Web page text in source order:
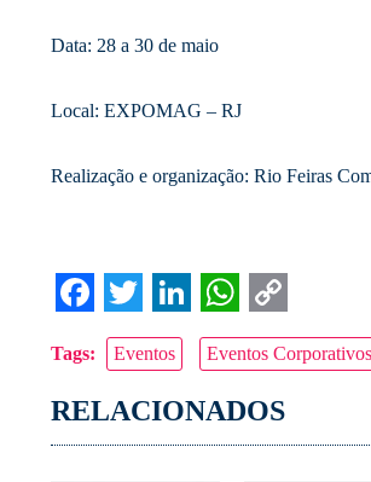
Data: 28 a 30 de maio
Local: EXPOMAG – RJ
Realização e organização: Rio Feiras
Facebook
Twitter
LinkedIn
Copy
Link
Tags: Eventos Eventos Corporativos
RELACIONADOS